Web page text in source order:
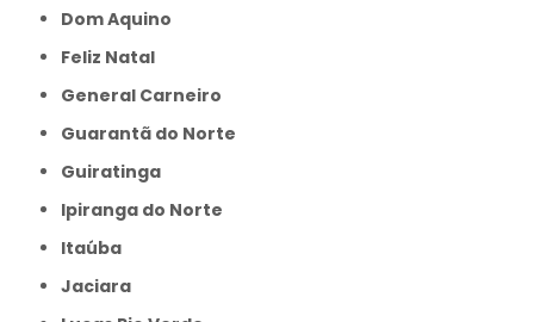
Dom Aquino
Feliz Natal
General Carneiro
Guarantã do Norte
Guiratinga
Ipiranga do Norte
Itaúba
Jaciara